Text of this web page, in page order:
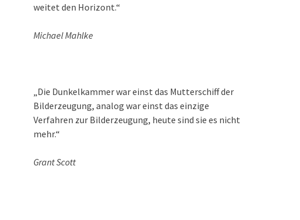
weitet den Horizont.“
Michael Mahlke
„Die Dunkelkammer war einst das Mutterschiff der
Bilderzeugung, analog war einst das einzige
Verfahren zur Bilderzeugung, heute sind sie es nicht
mehr.“
Grant Scott